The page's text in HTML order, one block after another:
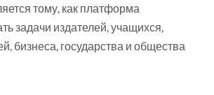
тому, как платформа
задачи издателей, учащихся,
бизнеса, государства и общества